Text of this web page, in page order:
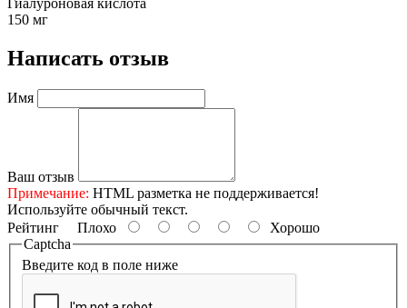
150 мг
Написать отзыв
Имя
Ваш отзыв
Примечание: HTML разметка не поддерживается!
Используйте обычный текст.
Рейтинг Плохо
Хорошо
Captcha
Введите код в поле ниже